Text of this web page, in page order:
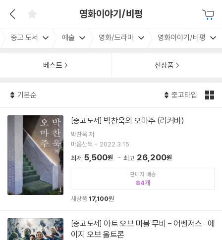
영화이야기/비평
중고 도서 예술 영화/드라마 영화이야기/비평
베스트 신상품
기본순 중고타입
[중고 도서] 박찬욱의 오마주 (리커버)
박찬욱 저
마음산책
2022.3.15.
최저 5,500원 최고 26,200원
판매자 배송
84
새상품 17,100원
[중고 도서] 아트 오브 마블 무비 - 어벤저스 : 에
이지 오브 울트론